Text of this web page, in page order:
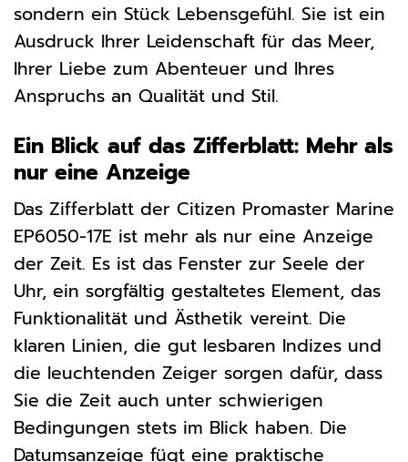
sondern ein Stück Lebensgefühl. Sie ist ein
Ausdruck Ihrer Leidenschaft für das Meer,
Ihrer Liebe zum Abenteuer und Ihres
Anspruchs an Qualität und Stil.
Ein Blick auf das Zifferblatt: Mehr als
nur eine Anzeige
Das Zifferblatt der Citizen Promaster Marine
EP6050-17E ist mehr als nur eine Anzeige
der Zeit. Es ist das Fenster zur Seele der
Uhr, ein sorgfältig gestaltetes Element, das
Funktionalität und Ästhetik vereint. Die
klaren Linien, die gut lesbaren Indizes und
die leuchtenden Zeiger sorgen dafür, dass
Sie die Zeit auch unter schwierigen
Bedingungen stets im Blick haben. Die
Datumsanzeige fügt eine praktische